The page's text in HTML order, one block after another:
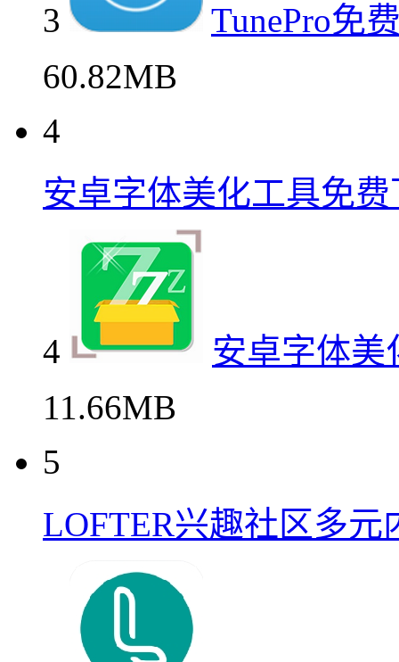
3
TunePro免
60.82MB
4
安卓字体美化工具免
4
安卓字体美
11.66MB
5
LOFTER兴趣社区多元